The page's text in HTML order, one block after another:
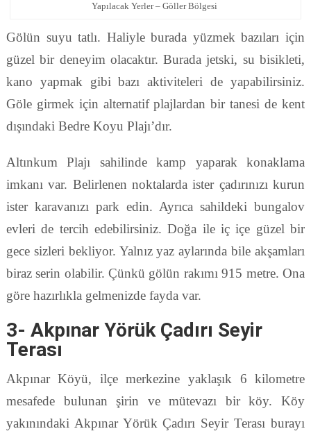
Yapılacak Yerler – Göller Bölgesi
Gölün suyu tatlı. Haliyle burada yüzmek bazıları için
güzel bir deneyim olacaktır. Burada jetski, su bisikleti,
kano yapmak gibi bazı aktiviteleri de yapabilirsiniz.
Göle girmek için alternatif plajlardan bir tanesi de kent
dışındaki Bedre Koyu Plajı’dır.
Altınkum Plajı sahilinde kamp yaparak konaklama
imkanı var. Belirlenen noktalarda ister çadırınızı kurun
ister karavanızı park edin. Ayrıca sahildeki bungalov
evleri de tercih edebilirsiniz. Doğa ile iç içe güzel bir
gece sizleri bekliyor. Yalnız yaz aylarında bile akşamları
biraz serin olabilir. Çünkü gölün rakımı 915 metre. Ona
göre hazırlıkla gelmenizde fayda var.
3- Akpınar Yörük Çadırı Seyir
Terası
Akpınar Köyü, ilçe merkezine yaklaşık 6 kilometre
mesafede bulunan şirin ve mütevazı bir köy. Köy
yakınındaki Akpınar Yörük Çadırı Seyir Terası burayı